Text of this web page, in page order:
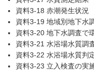
資料3-18 赤潮発生状況
資料3-19 地域別地下水
資料3-20 地下水調査で
資料3-21 水浴場水質調
資料3-22 水浴場水質判
資料3-23 立入検査の実